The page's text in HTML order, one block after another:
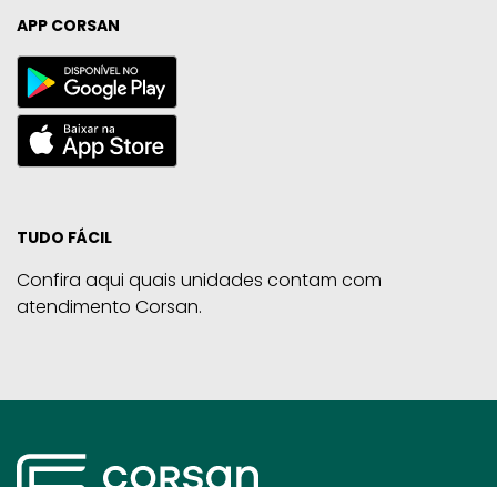
APP CORSAN
TUDO FÁCIL
Confira aqui quais unidades contam com
atendimento Corsan.